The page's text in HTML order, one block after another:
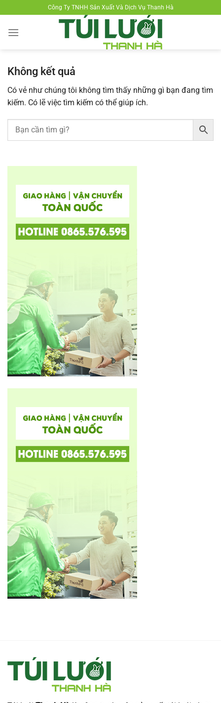
đến
nội
Công Ty TNHH Sản Xuất Và Dịch Vụ Thanh Hà
Không kết quả
Có vẻ như chúng tôi không tìm thấy những gì bạn đang tìm
kiếm. Có lẽ việc tìm kiếm có thể giúp ích.